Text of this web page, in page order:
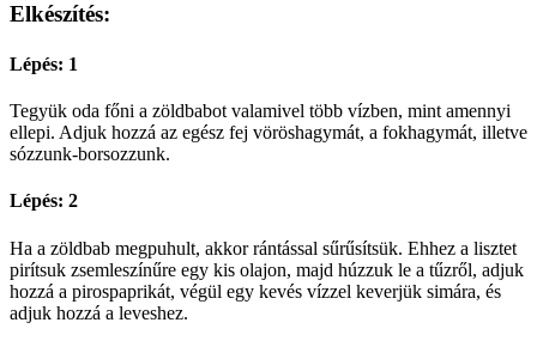
Elkészítés:
Lépés: 1
Tegyük oda főni a zöldbabot valamivel több vízben, mint amennyi
ellepi. Adjuk hozzá az egész fej vöröshagymát, a fokhagymát, illetve
sózzunk-borsozzunk.
Lépés: 2
Ha a zöldbab megpuhult, akkor rántással sűrűsítsük. Ehhez a lisztet
pirítsuk zsemleszínűre egy kis olajon, majd húzzuk le a tűzről, adjuk
hozzá a pirospaprikát, végül egy kevés vízzel keverjük simára, és
adjuk hozzá a leveshez.